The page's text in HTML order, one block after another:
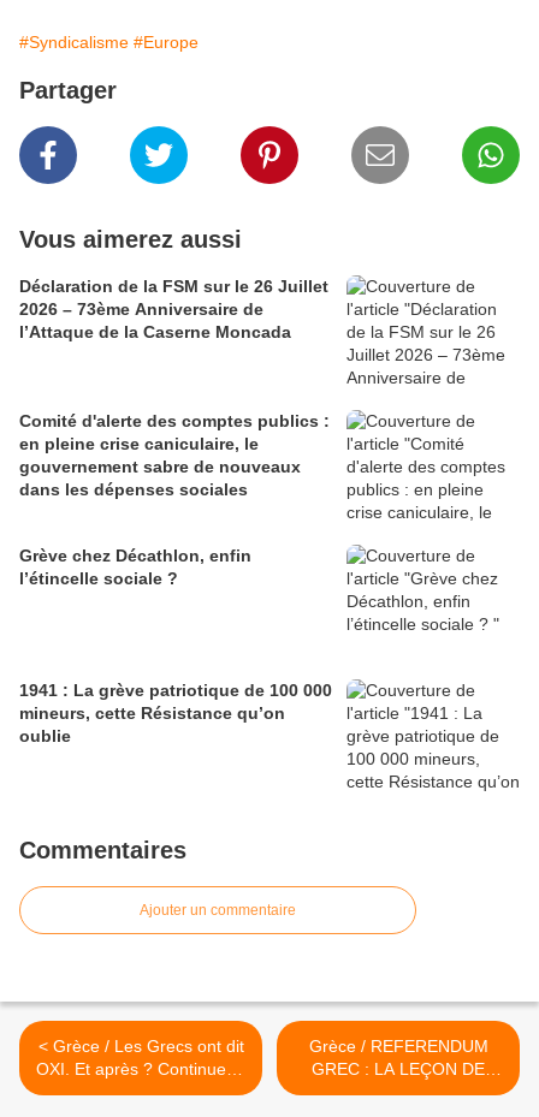
#Syndicalisme #Europe
Partager
Vous aimerez aussi
Déclaration de la FSM sur le 26 Juillet
2026 – 73ème Anniversaire de
l’Attaque de la Caserne Moncada
Comité d'alerte des comptes publics :
en pleine crise caniculaire, le
gouvernement sabre de nouveaux
dans les dépenses sociales
Grève chez Décathlon, enfin
l’étincelle sociale ?
1941 : La grève patriotique de 100 000
mineurs, cette Résistance qu’on
oublie
Commentaires
Ajouter un commentaire
< Grèce / Les Grecs ont dit
OXI. Et après ? Continuer à
combattre la tyrannie du
Grèce / REFERENDUM
GREC : LA LEÇON DE
CHOSES EUROPEENNE >